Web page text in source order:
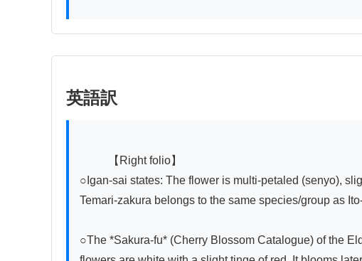
英語訳
○Igan-sai states: The flower is multi-petaled (senyo),
Temari-zakura belongs to the same species/group as
○The *Sakura-fu* (Cherry Blossom Catalogue) of the